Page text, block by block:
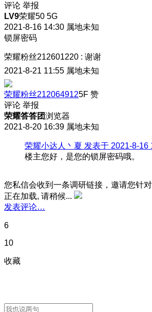
评论 举报
LV9荣耀50 5G
2021-8-16 14:30 属地未知
锁屏密码
荣耀粉丝212601220 : 谢谢
2021-8-21 11:55 属地未知
荣耀粉丝2120649125F 赞
评论 举报
荣耀答答团浏览器
2021-8-20 16:39 属地未知
荣耀小达人丶夏 发表于 2021-8-16
楼主您好，是您的锁屏密码哦。
您私信会收到一条调研链接，邀请您针
正在加载, 请稍候...
发表评论…
6
10
收藏